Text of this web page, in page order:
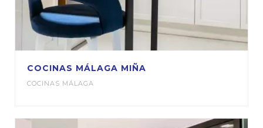
COCINAS MÁLAGA MIÑA
COCINAS MÁLAGA